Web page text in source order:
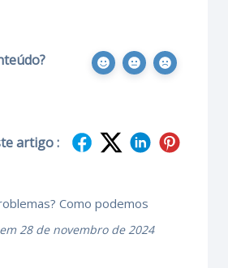
artigo :
Como podemos
28 de novembro de 2024